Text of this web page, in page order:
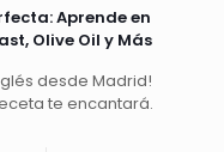
Aprende en
Olive Oil y Más
desde Madrid!
te encantará.